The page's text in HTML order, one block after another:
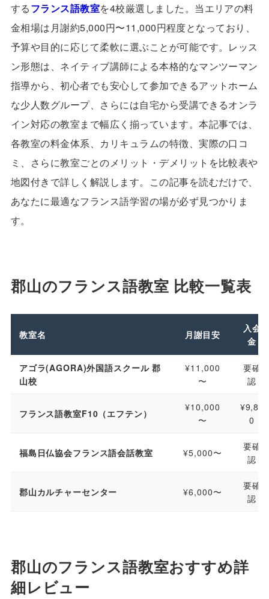
するフランス語教室を4校厳選しました。当エリアの料
金相場は月謝約5,000円〜11,000円程度となっており、
予算や目的に応じて柔軟に選ぶことが可能です。レッス
ン形態は、ネイティブ講師による本格的なマンツーマン
指導から、初心者でも安心して参加できるアットホーム
な少人数グループ、さらには自宅から受講できるオンラ
イン対応の教室まで幅広く揃っています。本記事では、
各教室の料金体系、カリキュラムの特徴、実際の口コ
ミ、さらに教室ごとのメリット・デメリットを比較表や
地図付きで詳しく解説します。この記事を読むだけで、
あなたに最適なフランス語学習の場が必ず見つかりま
す。
郡山のフランス語教室 比較一覧表
教室名 月謝目安
入会
金
アゴラ(AGORA)外国語スクール 郡
山校
¥11,000
〜
要確
認
フランス語教室F10（エフテン）
¥10,000
〜
¥9,80
0
福島日仏協会フランス語会話教室 ¥5,000〜
要確
認
郡山カルチャーセンター ¥6,000〜
要確
認
郡山のフランス語教室おすすめ詳
細レビュー